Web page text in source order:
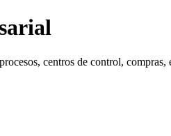
centros de control, compras,